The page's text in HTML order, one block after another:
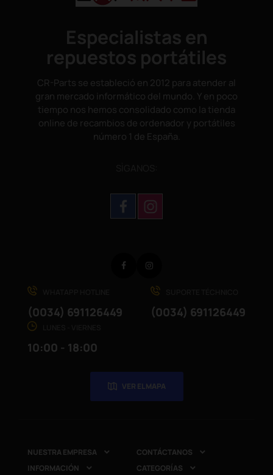
Especialistas en
repuestos portátiles
CR-Parts se estableció en 2012 para atender al
gran mercado informático del mundo. Y en poco
tiempo nos hemos consolidado como la tienda
online de recambios de ordenador y portátiles
número 1 de España.
(0034) 691126449 (0034) 691126449
10:00 - 18:00
VER EL MAPA
Facebook
NUESTRA EMPRESA  CONTÁCTANOS 
INFORMACIÓN  CATEGORÍAS 